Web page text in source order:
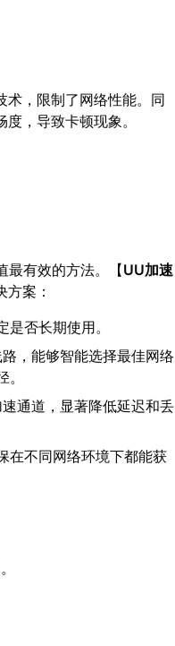
术，限制了网络性能。同
，导致卡顿现象。
最有效的方法。【UU加速
案：
否长期使用。
，能够智能选择最佳网络
通道，显著降低延迟和丢
在不同网络环境下都能获